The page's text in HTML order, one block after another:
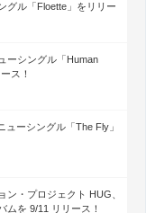
グル「Floette」をリリー
ーシングル「Human
ス！
ューシングル「The Fly」
ン・プロジェクト HUG、
ムを 9/11 リリース！